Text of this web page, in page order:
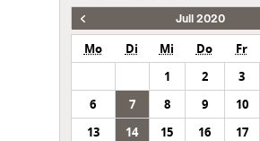
Juli 2020
Mo Di Mi Do Fr
1
2 3
6
7 8 9 10
13
14 15 16 17